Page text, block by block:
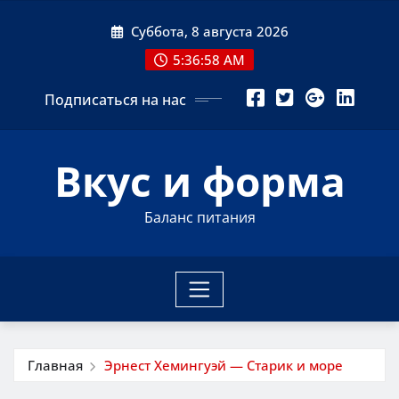
Суббота, 8 августа 2026
5:36:59 AM
Подписаться на нас
Вкус и форма
Баланс питания
Главная Эрнест Хемингуэй — Старик и море